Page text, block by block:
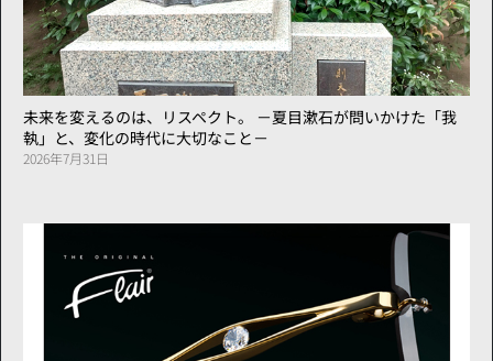
未来を変えるのは、リスペクト。 －夏目漱石が問いかけた「我
執」と、変化の時代に大切なこと－
2026年7月31日